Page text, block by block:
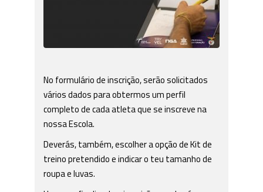
No formulário de inscrição, serão solicitados
vários dados para obtermos um perfil
completo de cada atleta que se inscreve na
nossa Escola.
Deverás, também, escolher a opção de Kit de
treino pretendido e indicar o teu tamanho de
roupa e luvas.